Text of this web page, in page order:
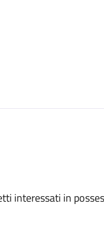
interessati in